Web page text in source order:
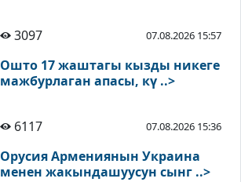
3097 07.08.2026 15:57
Ошто 17 жаштагы кызды никеге
мажбурлаган апасы, кү ..>
6117 07.08.2026 15:36
Орусия Армениянын Украина
менен жакындашуусун сынг ..>